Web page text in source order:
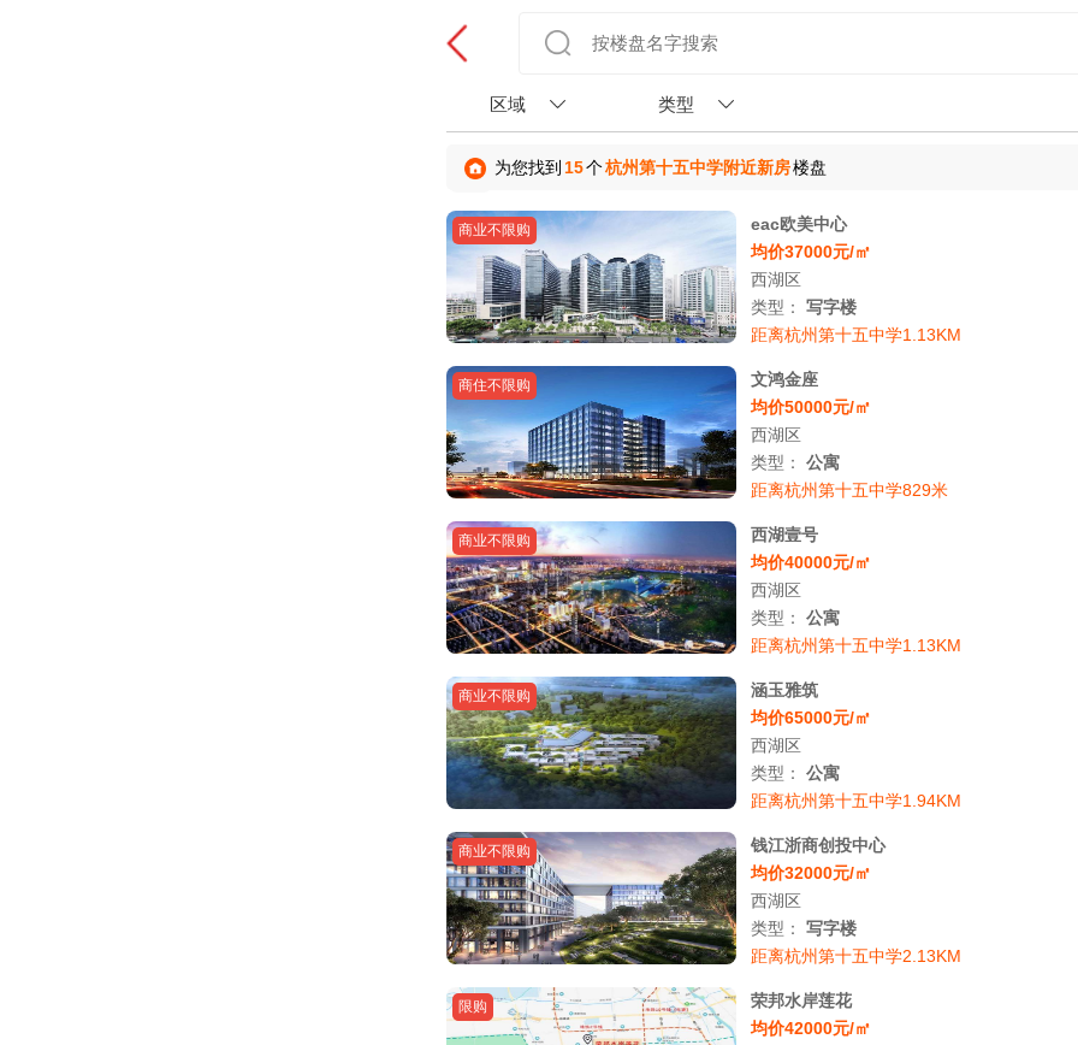
区域 类型
为您找到 15个杭州第十五中学附近新房楼盘
商业不限购
eac欧美中心
均价37000元/㎡
西湖区
类型： 写字楼
距离杭州第十五中学1.13KM
商住不限购
文鸿金座
均价50000元/㎡
西湖区
类型： 公寓
距离杭州第十五中学829米
商业不限购
西湖壹号
均价40000元/㎡
西湖区
类型： 公寓
距离杭州第十五中学1.13KM
商业不限购
涵玉雅筑
均价65000元/㎡
西湖区
类型： 公寓
距离杭州第十五中学1.94KM
商业不限购
钱江浙商创投中心
均价32000元/㎡
西湖区
类型： 写字楼
距离杭州第十五中学2.13KM
限购
荣邦水岸莲花
均价42000元/㎡